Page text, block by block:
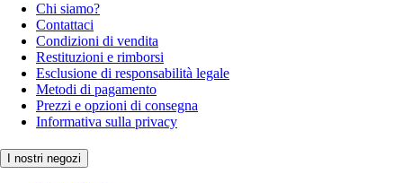
Chi siamo?
Contattaci
Condizioni di vendita
Restituzioni e rimborsi
Esclusione di responsabilità legale
Metodi di pagamento
Prezzi e opzioni di consegna
Informativa sulla privacy
I nostri negozi